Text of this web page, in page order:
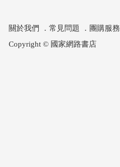
關於我們 ． 常見問題 ． 團購服務
Copyright © 國家網路書店